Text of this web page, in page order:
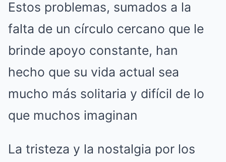
Estos problemas, sumados a la
falta de un círculo cercano que le
brinde apoyo constante, han
hecho que su vida actual sea
mucho más solitaria y difícil de lo
que muchos imaginan
La tristeza y la nostalgia por los